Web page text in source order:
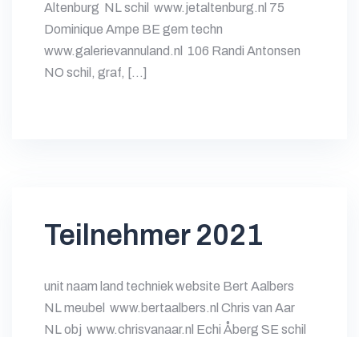
Altenburg NL schil www.jetaltenburg.nl 75
Dominique Ampe BE gem techn
www.galerievannuland.nl 106 Randi Antonsen
NO schil, graf, […]
Teilnehmer 2021
unit naam land techniek website Bert Aalbers
NL meubel www.bertaalbers.nl Chris van Aar
NL obj www.chrisvanaar.nl Echi Åberg SE schil